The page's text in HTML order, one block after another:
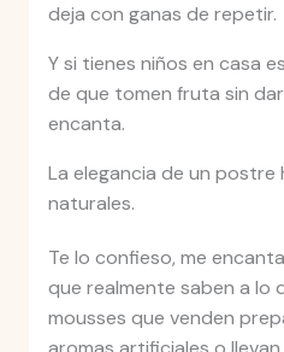
deja con ganas de repetir.
Y si tienes niños en casa
de que tomen fruta sin
encanta.
La elegancia de un
naturales.
Te lo confieso, me
que realmente saben a lo
mousses que venden